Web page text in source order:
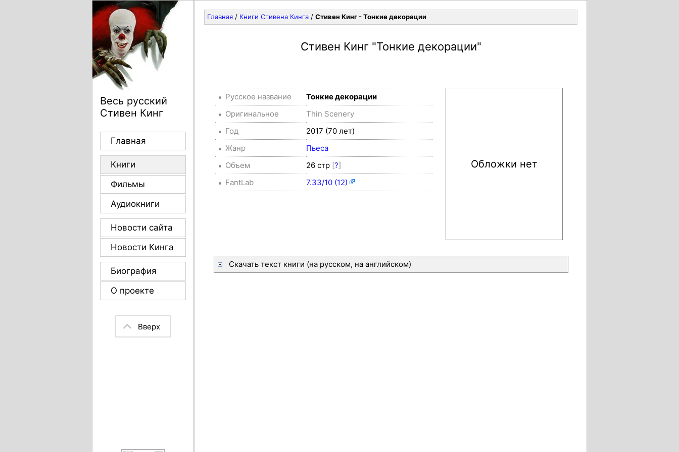
Весь русский
Стивен Кинг
Главная
Книги
Фильмы
Аудиокниги
Новости сайта
Новости Кинга
Биография
О проекте
Вверх
Главная / Книги Стивена Кинга / Стивен Кинг - Тонкие декорации
Стивен Кинг "Тонкие декорации"
Русское название
Тонкие декорации
Оригинальное
Thin Scenery
Год
2017 (70 лет)
Жанр
Пьеса
Объем
26 стр [?]
FantLab
7.33/10 (12)
Обложки нет
Скачать текст книги (на русском, на английском)